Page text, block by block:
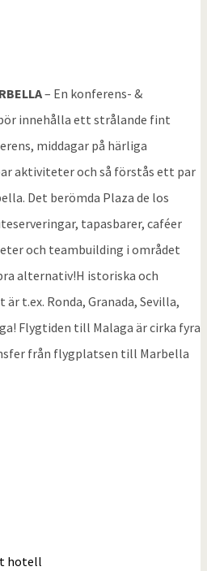
– En konferens- &
innehålla ett strålande fint
middagar på härliga
aktiviteter och så förstås ett par
Det berömda Plaza de los
tapasbarer, caféer
och teambuilding i området
alternativ!H istoriska och
t.ex. Ronda, Granada, Sevilla,
Flygtiden till Malaga är cirka fyra
från flygplatsen till Marbella
hotell